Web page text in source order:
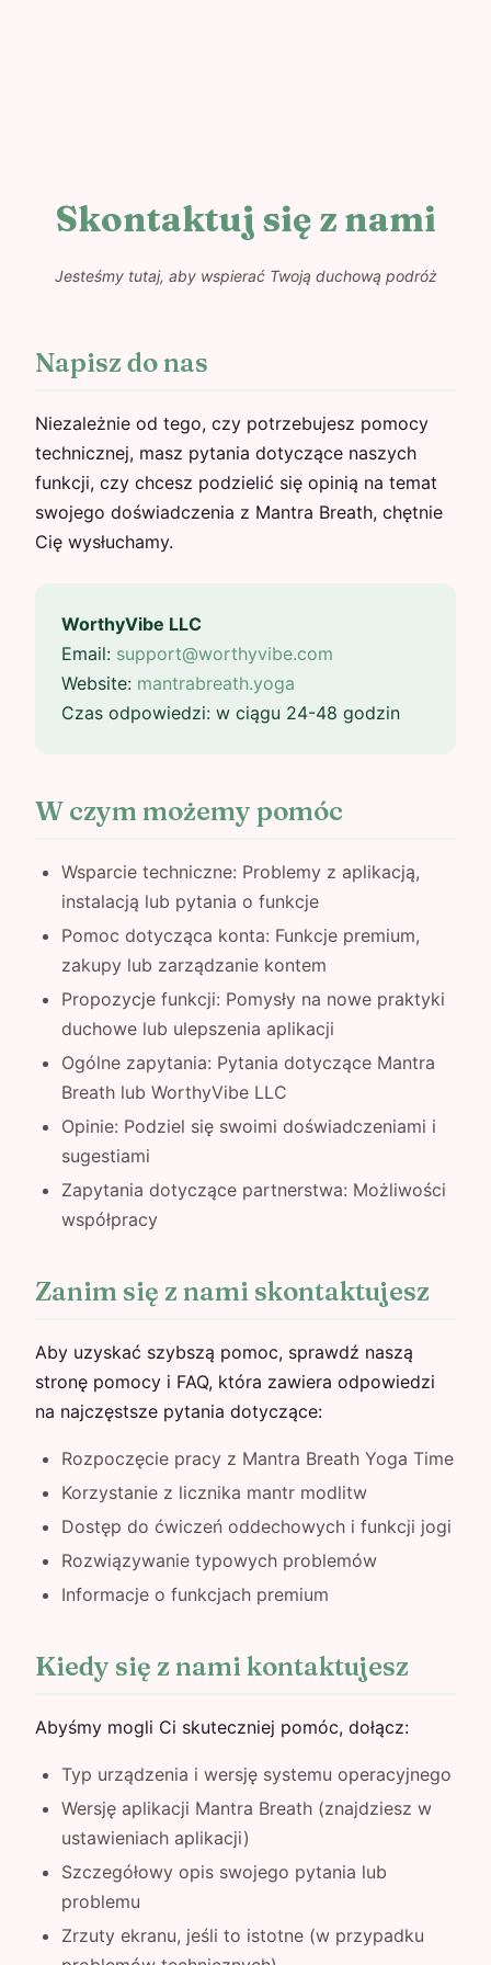
Skontaktuj się z nami
Jesteśmy tutaj, aby wspierać Twoją duchową podróż
Napisz do nas
Niezależnie od tego, czy potrzebujesz pomocy
technicznej, masz pytania dotyczące naszych
funkcji, czy chcesz podzielić się opinią na temat
swojego doświadczenia z Mantra Breath, chętnie
Cię wysłuchamy.
WorthyVibe LLC
Email: support@worthyvibe.com
Website: mantrabreath.yoga
Czas odpowiedzi: w ciągu 24-48 godzin
W czym możemy pomóc
Wsparcie techniczne: Problemy z aplikacją,
instalacją lub pytania o funkcje
Pomoc dotycząca konta: Funkcje premium,
zakupy lub zarządzanie kontem
Propozycje funkcji: Pomysły na nowe praktyki
duchowe lub ulepszenia aplikacji
Ogólne zapytania: Pytania dotyczące Mantra
Breath lub WorthyVibe LLC
Opinie: Podziel się swoimi doświadczeniami i
sugestiami
Zapytania dotyczące partnerstwa: Możliwości
współpracy
Zanim się z nami skontaktujesz
Aby uzyskać szybszą pomoc, sprawdź naszą
stronę pomocy i FAQ, która zawiera odpowiedzi
na najczęstsze pytania dotyczące:
Rozpoczęcie pracy z Mantra Breath Yoga Time
Korzystanie z licznika mantr modlitw
Dostęp do ćwiczeń oddechowych i funkcji jogi
Rozwiązywanie typowych problemów
Informacje o funkcjach premium
Kiedy się z nami kontaktujesz
Abyśmy mogli Ci skuteczniej pomóc, dołącz:
Typ urządzenia i wersję systemu operacyjnego
Wersję aplikacji Mantra Breath (znajdziesz w
ustawieniach aplikacji)
Szczegółowy opis swojego pytania lub
problemu
Zrzuty ekranu, jeśli to istotne (w przypadku